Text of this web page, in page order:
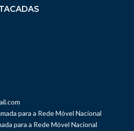
para a Rede Móvel Nacional
para a Rede Móvel Nacional